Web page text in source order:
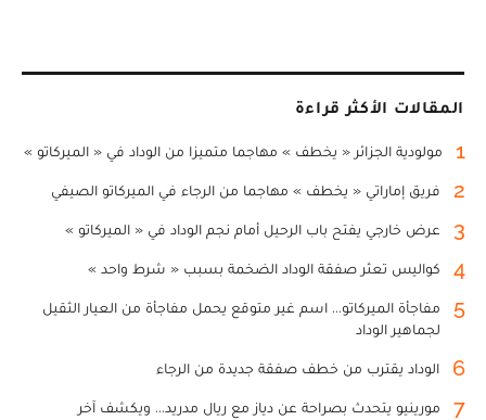
المقالات الأكثر قراءة
1 مولودية الجزائر « يخطف » مهاجما متميزا من الوداد في « الميركاتو »
2 فريق إماراتي « يخطف » مهاجما من الرجاء في الميركاتو الصيفي
3 عرض خارجي يفتح باب الرحيل أمام نجم الوداد في « الميركاتو »
4 كواليس تعثر صفقة الوداد الضخمة بسبب « شرط واحد »
5
مفاجأة الميركاتو... اسم غير متوقع يحمل مفاجأة من العيار الثقيل
لجماهير الوداد
6 الوداد يقترب من خطف صفقة جديدة من الرجاء
7
مورينيو يتحدث بصراحة عن دياز مع ريال مدريد... ويكشف آخر